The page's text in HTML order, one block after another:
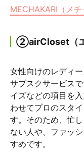
MECHAKARI（メチ
②airCloset（エ
女性向けのレディ
サブスクサービス
イズなどの項目を
わせてプロのスタ
す。そのため、忙
ない人や、ファッ
すめです。